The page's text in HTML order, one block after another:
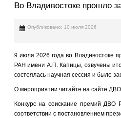
Во Владивостоке прошло
Опубликовано: 10 июля 2026
9 июля 2026 года во Владивостоке
РАН имени А.П. Капицы, озвучены
состоялась научная сессия и было
О мероприятии читайте на сайте
Конкурс на соискание премий ДВО
соответствии с постановлением